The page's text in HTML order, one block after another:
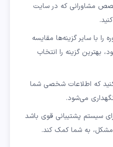
مشاورانی که در سایت
را با سایر گزینه‌ها مقایسه
بهترین گزینه را انتخاب
که اطلاعات شخصی شما
می‌شود.
سیستم پشتیبانی قوی باشد
مشکل، به شما کمک کند.